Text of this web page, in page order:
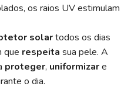
os raios UV estimulam
solartodos os dias
que respeitasua pele. A
proteger, uniformizare
o dia.